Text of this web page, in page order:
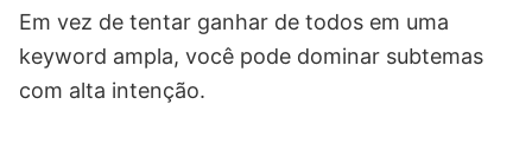
Em vez de tentar ganhar de todos em uma
keyword ampla, você pode dominar subtemas
com alta intenção.